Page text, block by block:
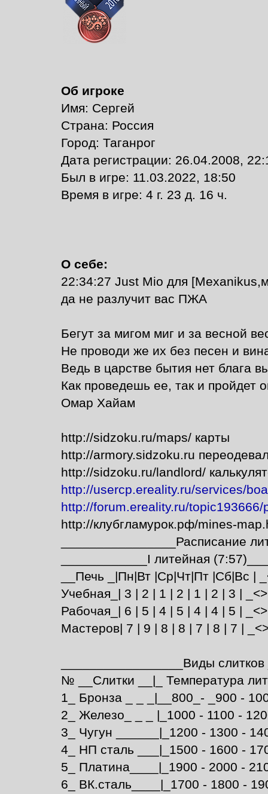
Об игроке
Имя: Сергей
Страна: Россия
Город: Таганрог
Дата регистрации: 26.04.2008,
Был в игре: 11.03.2022, 18:50
Время в игре: 4 г. 23 д. 16 ч.
О себе:
22:34:27 Just Mio для
да не разлучит вас ПЖА
Бегут за мигом миг и за весной
Не проводи же их без песен и
Ведь в царстве бытия нет блага
Как проведешь ее, так и пройдет
Омар Хайам
http://sidzoku.ru/maps/ карты
http://armory.sidzoku.ru
http://sidzoku.ru/landlord/
http://usercp.ereality.ru/services/
http://forum.ereality.ru/topic193666/
http://клубгламурок.рф/mines-
________________Расписание
____________I литейная
__Печь _|Пн|Вт |Ср|Чт|Пт |Сб|Вс |
Учебная_| 3 | 2 | 1 | 2 | 1 | 2 | 3 |
Рабочая_| 6 | 5 | 4 | 5 | 4 | 4 | 5 |
Мастеров| 7 | 9 | 8 | 8 | 7 | 8 | 7 |
_________________Виды
№ __Слитки __|_ Температура
1_ Бронза _ _ _|__800_- _900 -
2_ Железо_ _ _ |_1000 - 1100 -
3_ Чугун ______|_1200 - 1300 -
4_ НП сталь ___|_1500 - 1600 -
5_ Платина____|_1900 - 2000 -
6_ ВК.сталь____|_1700 - 1800 -